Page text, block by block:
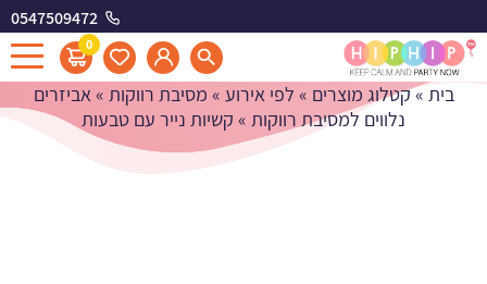
0547509472
0
קשיות נייר עם טבעות
בית »קטלוג מוצרים » לפי אירוע » מסיבת רווקות »אביזרים
נלווים למסיבת רווקות » קשיות נייר עם טבעות